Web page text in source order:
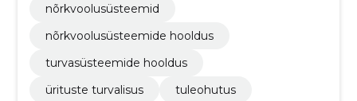
nõrkvoolusüsteemid
nõrkvoolusüsteemide hooldus
turvasüsteemide hooldus
ürituste turvalisus
tuleohutus